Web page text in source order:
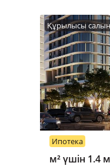
Құрылысы
Ипотека
м² үшін 1.4